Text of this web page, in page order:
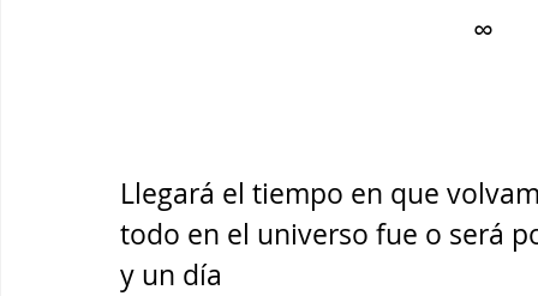
                                                 ∞
Llegará el tiempo en que
todo en el universo fue o será
y un día